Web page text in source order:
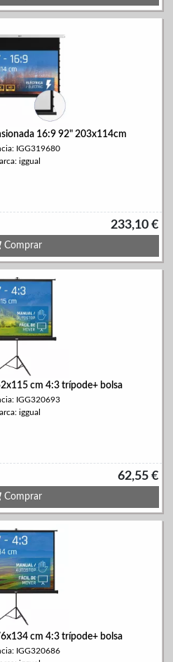
16:9 92" 203x114cm
IGG319680
iggual
233,10 €
Comprar
cm 4:3 trípode+ bolsa
IGG320693
iggual
62,55 €
Comprar
cm 4:3 trípode+ bolsa
IGG320686